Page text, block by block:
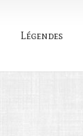
Légendes